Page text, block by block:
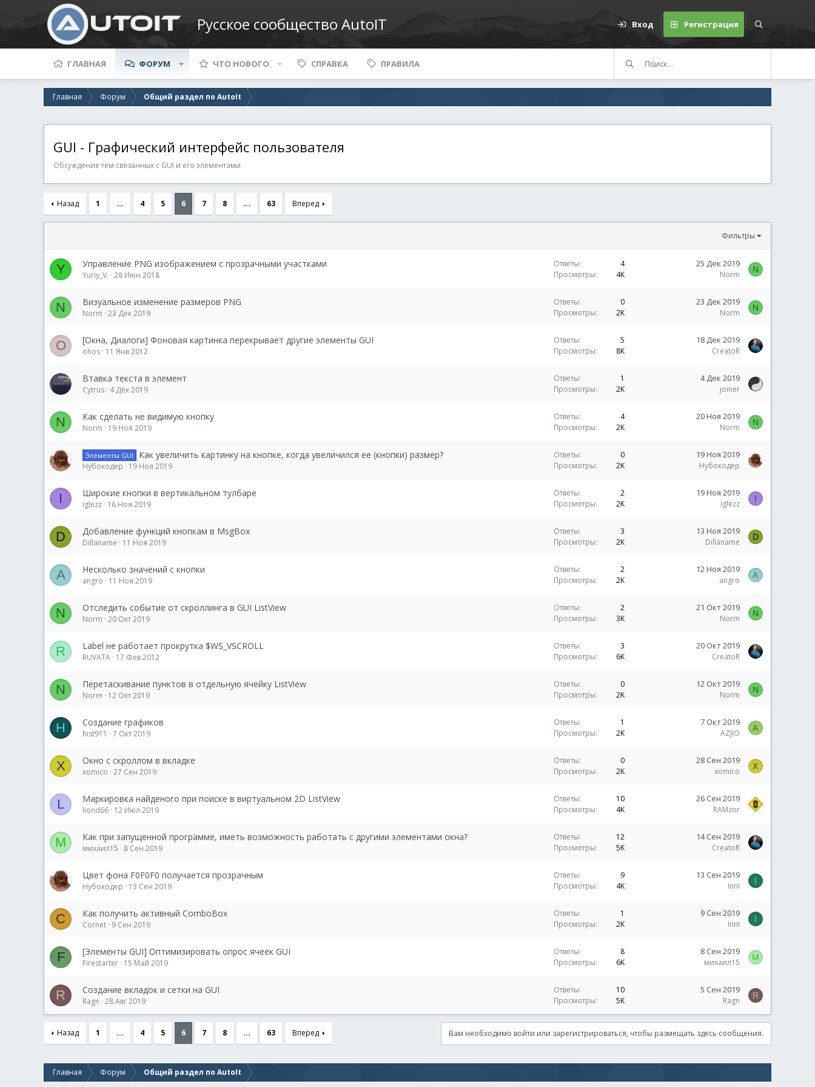
Русское сообщество AutoIT Вход Регистрация
ГЛАВНАЯ ФОРУМ ЧТО НОВОГО СПРАВКА ПРАВИЛА
Главная Форум Общий раздел по AutoIt
GUI - Графический интерфейс пользователя
Обсуждение тем связанных с GUI и его элементами
Назад 1 ... 4 5 6 7 8 ... 63 Вперед
Фильтры
Y Управление PNG изображением с прозрачными участками
Yuriy_V. 28 Июн 2018
Ответы
4
Просмотры
4K
25 Дек 2019
Norm
N
N Визуальное изменение размеров PNG
Norm 23 Дек 2019
Ответы
0
Просмотры
2K
23 Дек 2019
Norm
N
O [Окна, Диалоги] Фоновая картинка перекрывает другие элементы GUI
ohos 11 Янв 2012
Ответы
5
Просмотры
8K
18 Дек 2019
CreatoR
Втавка текста в элемент
Cytrus 4 Дек 2019
Ответы
1
Просмотры
2K
4 Дек 2019
joiner
N Как сделать не видимую кнопку
Norm 19 Ноя 2019
Ответы
4
Просмотры
2K
20 Ноя 2019
Norm
N
Элементы GUI Как увеличить картинку на кнопке, когда увеличился ее (кнопки) размер?
Нубокодер 19 Ноя 2019
Ответы
0
Просмотры
2K
19 Ноя 2019
Нубокодер
I Широкие кнопки в вертикальном тулбаре
iglezz 16 Ноя 2019
Ответы
2
Просмотры
2K
19 Ноя 2019
iglezz
I
D Добавление функций кнопкам в MsgBox
Dillaname 11 Ноя 2019
Ответы
3
Просмотры
2K
13 Ноя 2019
Dillaname
D
A Несколько значений с кнопки
angro 11 Ноя 2019
Ответы
2
Просмотры
2K
12 Ноя 2019
angro
A
N Отследить событие от скроллинга в GUI ListView
Norm 20 Окт 2019
Ответы
2
Просмотры
3K
21 Окт 2019
Norm
N
R Label не работает прокрутка $WS_VSCROLL
RUVATA 17 Фев 2012
Ответы
3
Просмотры
6K
20 Окт 2019
CreatoR
N Перетаскивание пунктов в отдельную ячейку ListView
Norm 12 Окт 2019
Ответы
0
Просмотры
2K
12 Окт 2019
Norm
N
H Создание графиков
hist911 7 Окт 2019
Ответы
1
Просмотры
2K
7 Окт 2019
AZJIO
A
X Окно с скроллом в вкладке
xomico 27 Сен 2019
Ответы
0
Просмотры
2K
28 Сен 2019
xomico
X
L Маркировка найденого при поиске в виртуальном 2D ListView
liond66 12 Июл 2019
Ответы
10
Просмотры
4K
26 Сен 2019
RAMzor
М Как при запущенной программе, иметь возможность работать с другими элементами окна?
михаил15 8 Сен 2019
Ответы
12
Просмотры
5K
14 Сен 2019
CreatoR
Цвет фона F0F0F0 получается прозрачным
Нубокодер 13 Сен 2019
Ответы
9
Просмотры
4K
13 Сен 2019
InnI
I
C Как получить активный ComboBox
Cornet 9 Сен 2019
Ответы
1
Просмотры
2K
9 Сен 2019
InnI
I
F [Элементы GUI] Оптимизировать опрос ячеек GUI
Firestarter 15 Май 2019
Ответы
8
Просмотры
6K
8 Сен 2019
михаил15
М
R Создание вкладок и сетки на GUI
Ragn 28 Авг 2019
Ответы
10
Просмотры
5K
5 Сен 2019
Ragn
R
Назад 1 ... 4 5 6 7 8 ... 63 Вперед Вам необходимо войти или зарегистрироваться, чтобы размещать здесь сообщения.
Главная Форум Общий раздел по AutoIt